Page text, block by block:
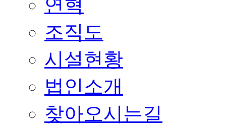
연혁
조직도
시설현황
법인소개
찾아오시는길